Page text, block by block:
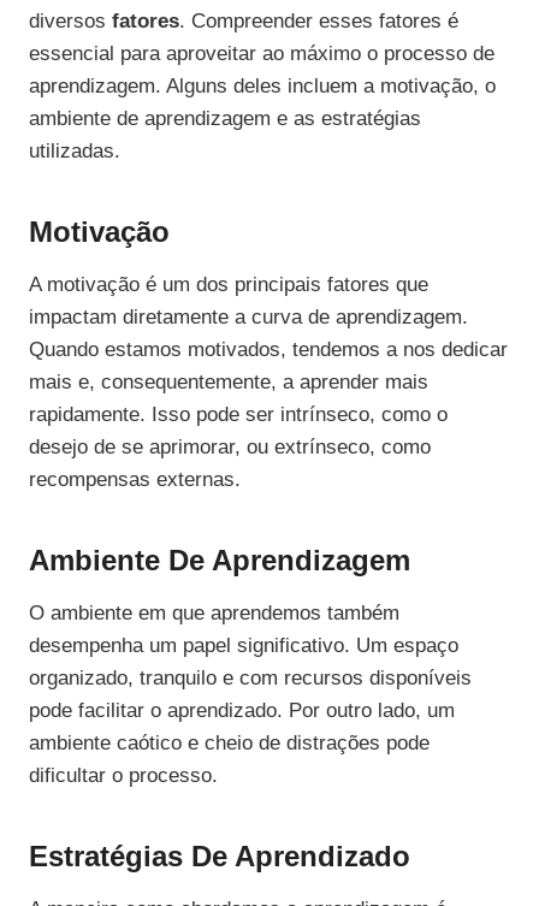
diversos fatores. Compreender esses fatores é
essencial para aproveitar ao máximo o processo de
aprendizagem. Alguns deles incluem a motivação, o
ambiente de aprendizagem e as estratégias
utilizadas.
Motivação
A motivação é um dos principais fatores que
impactam diretamente a curva de aprendizagem.
Quando estamos motivados, tendemos a nos dedicar
mais e, consequentemente, a aprender mais
rapidamente. Isso pode ser intrínseco, como o
desejo de se aprimorar, ou extrínseco, como
recompensas externas.
Ambiente De Aprendizagem
O ambiente em que aprendemos também
desempenha um papel significativo. Um espaço
organizado, tranquilo e com recursos disponíveis
pode facilitar o aprendizado. Por outro lado, um
ambiente caótico e cheio de distrações pode
dificultar o processo.
Estratégias De Aprendizado